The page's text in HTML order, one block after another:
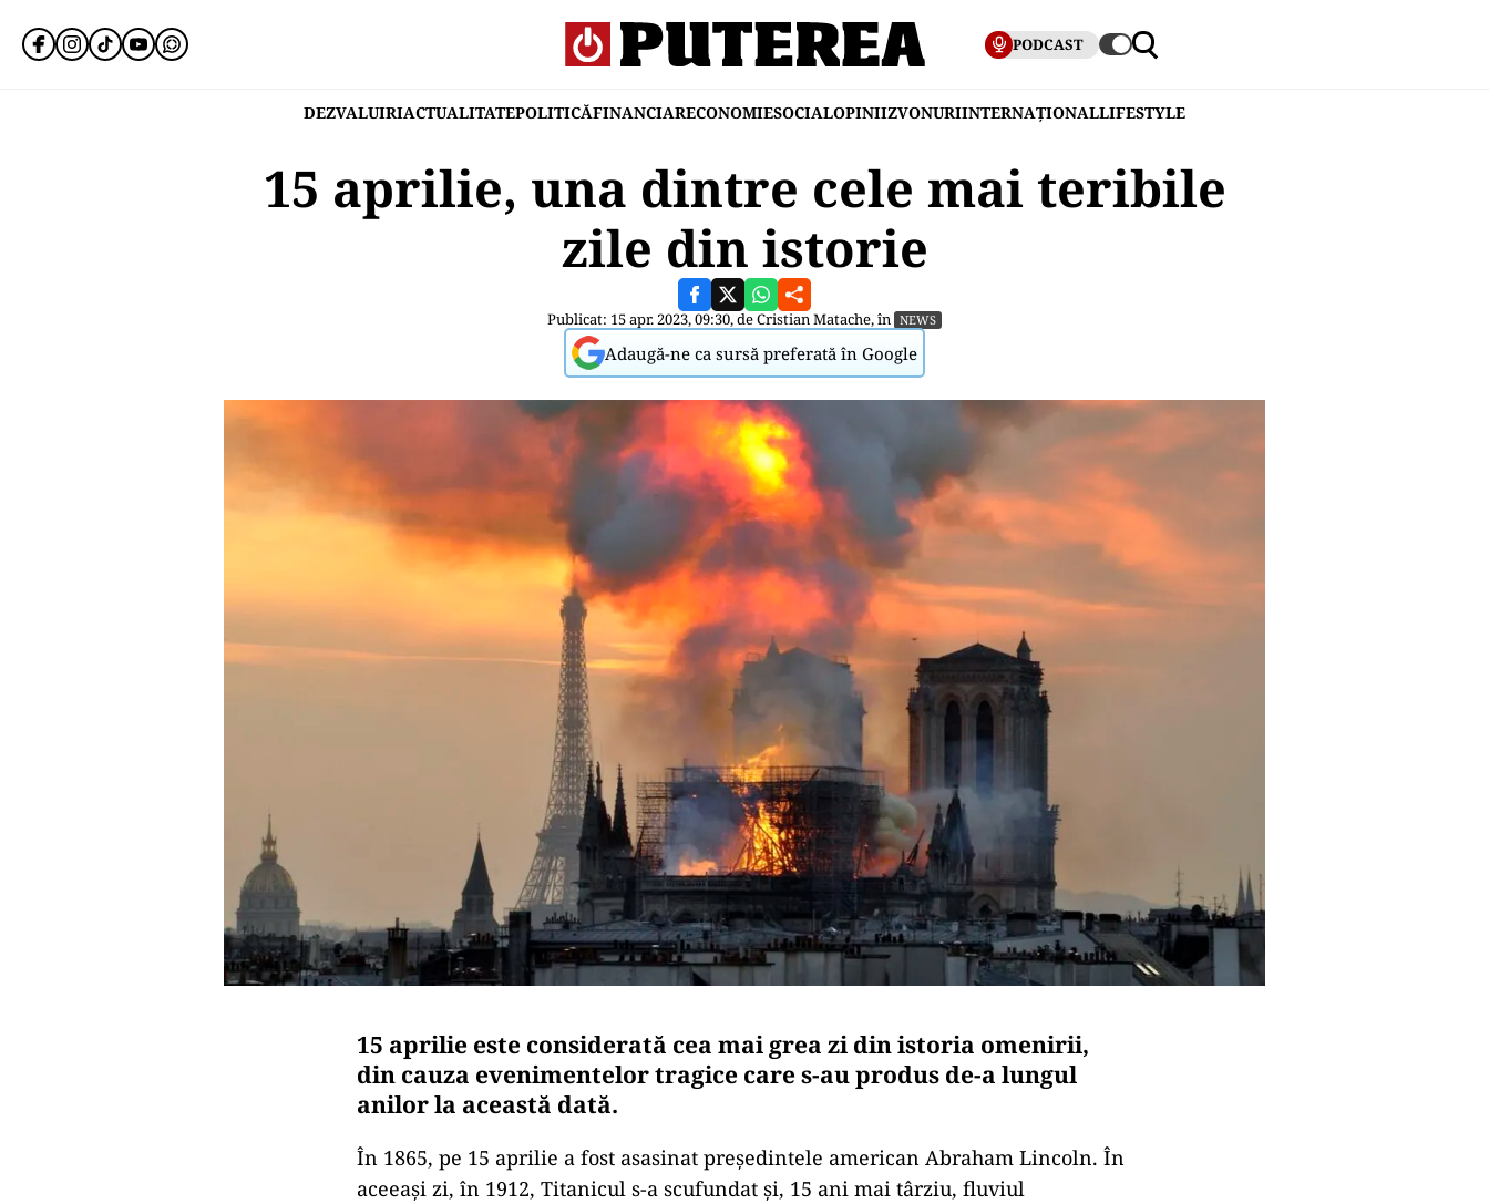
PODCAST
DEZVALUIRIACTUALITATEPOLITICĂFINANCIARECONOMIESOCIALOPINIIZVONURIINTERNAȚIONALLIFESTYLE
15 aprilie, una dintre cele mai teribile
zile din istorie
Publicat: 15 apr. 2023, 09:30, deCristian Matache, în NEWS
Adaugă-ne ca sursă preferată în Google
15 aprilie este considerată cea mai grea zi din istoria omenirii,
din cauza evenimentelor tragice care s-au produs de-a lungul
anilor la această dată.
În 1865, pe 15 aprilie a fost asasinat preşedintele american Abraham Lincoln. În
aceeaşi zi, în 1912, Titanicul s-a scufundat şi, 15 ani mai târziu, fluviul